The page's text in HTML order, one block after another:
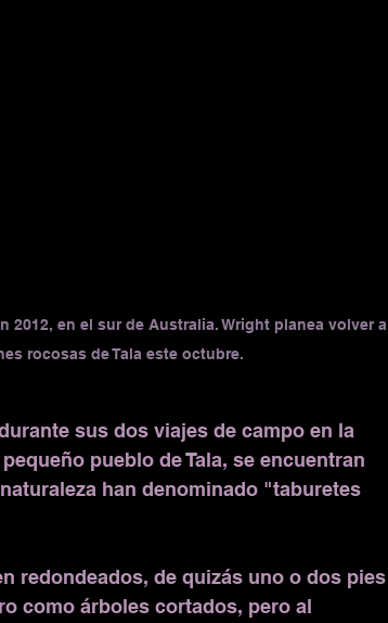
2012, en el sur de Australia. Wright planea volver a
rocosas de Tala este octubre.
sus dos viajes de campo en la
pueblo de Tala, se encuentran
han denominado "taburetes
redondeados, de quizás uno o dos pies
como árboles cortados, pero al